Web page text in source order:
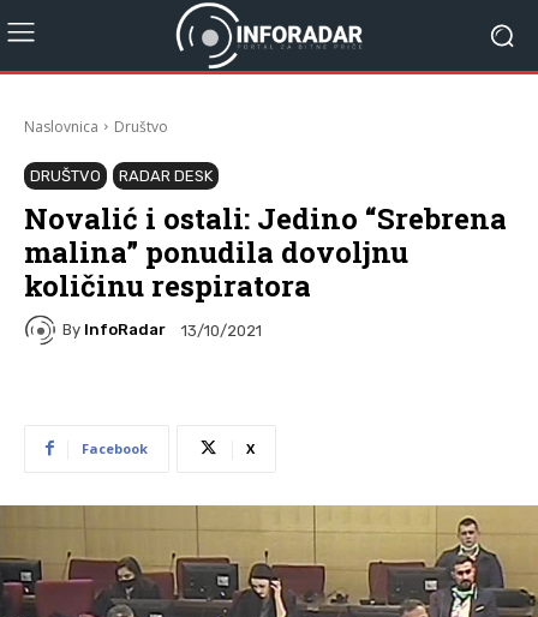
Naslovnica Društvo
DRUŠTVO RADAR DESK
Novalić i ostali: Jedino “Srebrena
malina” ponudila dovoljnu
količinu respiratora
By InfoRadar 13/10/2021
Facebook X